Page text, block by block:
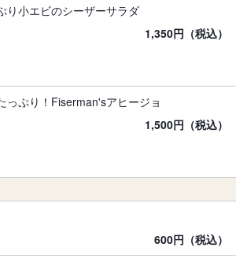
り小エビのシーザーサラダ
1,350円（税込）
っぷり！Fiserman'sアヒージョ
1,500円（税込）
600円（税込）